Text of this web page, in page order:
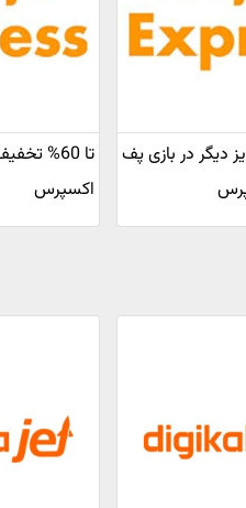
دیگر در بازی پف
تا 60%
اکسپرس